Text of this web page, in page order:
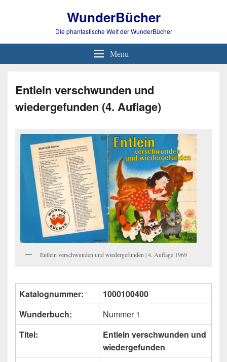
WunderBücher
Die phantastische Welt der WunderBücher
Menu
Entlein verschwunden und
wiedergefunden (4. Auflage)
Entlein verschwunden und wiedergefunden | 4. Auflage 1969
Katalognummer:
1000100400
Wunderbuch:
Nummer 1
Titel:
Entlein verschwunden und
wiedergefunden